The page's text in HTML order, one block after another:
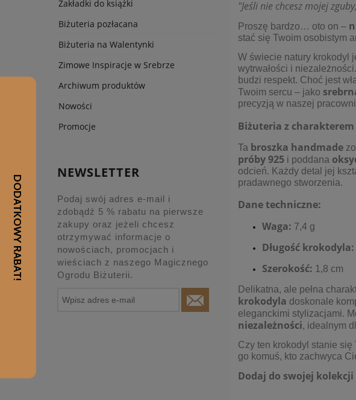
Zakładki do książki
Biżuteria pozłacana
Biżuteria na Walentynki
Zimowe Inspiracje w Srebrze
Archiwum produktów
Nowości
Promocje
NEWSLETTER
Podaj swój adres e-mail i
zdobądź 5 % rabatu na pierwsze
zakupy oraz jeżeli chcesz
otrzymywać informacje o
nowościach, promocjach i
wieściach z naszego Magicznego
Ogrodu Biżuterii.
"Jeśli nie chcesz mojej
Proszę bardzo… oto on –
stać się Twoim osobistym
W świecie natury krokodyl
wytrwałości i
budzi respekt. Choć jest
Twoim sercu – jako
precyzją w naszej
Biżuteria z
Ta broszka handmade
próby 925 i poddana
odcień. Każdy detal jej
pradawnego stworzenia.
Dane techniczne:
Waga: 7,4 g
Długość krokodyla:
Szerokość: 1,8 cm
Delikatna, ale pełna
krokodyla doskonale
eleganckimi stylizacjami.
niezależności, idealnym
Czy ten krokodyl stanie
go komuś, kto zachwyca
Dodaj do swojej